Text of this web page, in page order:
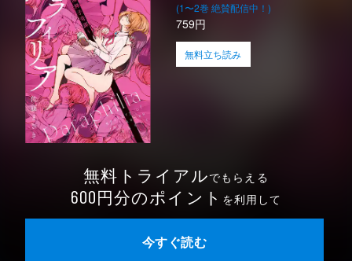
(1〜2巻 絶賛配信中！)
759円
無料立ち読み
無料トライアルでもらえる
600円分のポイント を利用して
今すぐ読む